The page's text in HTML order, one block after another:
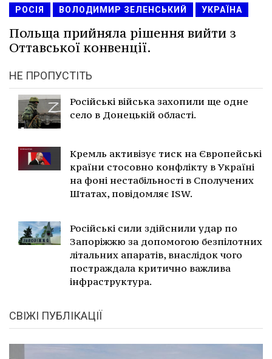
РОСІЯ ВОЛОДИМИР ЗЕЛЕНСЬКИЙ УКРАЇНА
Польща прийняла рішення вийти з
Оттавської конвенції.
НЕ ПРОПУСТІТЬ
Російські війська захопили ще одне
село в Донецькій області.
Кремль активізує тиск на Європейські
країни стосовно конфлікту в Україні
на фоні нестабільності в Сполучених
Штатах, повідомляє ISW.
Російські сили здійснили удар по
Запоріжжю за допомогою безпілотних
літальних апаратів, внаслідок чого
постраждала критично важлива
інфраструктура.
СВІЖІ ПУБЛІКАЦІЇ